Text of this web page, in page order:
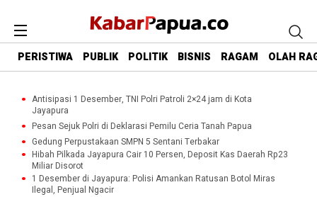
PERISTIWA PUBLIK POLITIK BISNIS RAGAM OLAH
Antisipasi 1 Desember, TNI Polri Patroli 2×24 jam di Kota
Jayapura
Pesan Sejuk Polri di Deklarasi Pemilu Ceria Tanah Papua
Gedung Perpustakaan SMPN 5 Sentani Terbakar
Hibah Pilkada Jayapura Cair 10 Persen, Deposit Kas Daerah Rp23
Miliar Disorot
1 Desember di Jayapura: Polisi Amankan Ratusan Botol Miras
Ilegal, Penjual Ngacir